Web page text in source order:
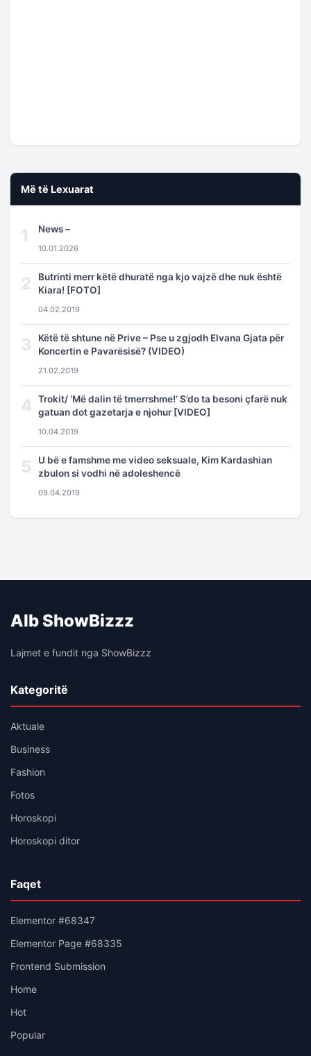
Më të Lexuarat
1 News –
10.01.2026
2
Butrinti merr këtë dhuratë nga kjo vajzë dhe nuk është
Kiara! [FOTO]
04.02.2019
3
Këtë të shtune në Prive – Pse u zgjodh Elvana Gjata për
Koncertin e Pavarësisë? (VIDEO)
21.02.2019
4
Trokit/ ‘Më dalin të tmerrshme!’ S’do ta besoni çfarë nuk
gatuan dot gazetarja e njohur [VIDEO]
10.04.2019
5
U bë e famshme me video seksuale, Kim Kardashian
zbulon si vodhi në adoleshencë
09.04.2019
Alb ShowBizzz
Lajmet e fundit nga ShowBizzz
Kategoritë
Aktuale
Business
Fashion
Fotos
Horoskopi
Horoskopi ditor
Faqet
Elementor #68347
Elementor Page #68335
Frontend Submission
Home
Hot
Popular